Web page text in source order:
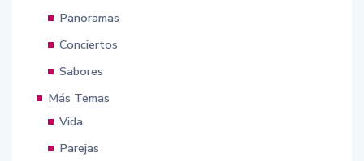
Panoramas
Conciertos
Sabores
Más Temas
Vida
Parejas